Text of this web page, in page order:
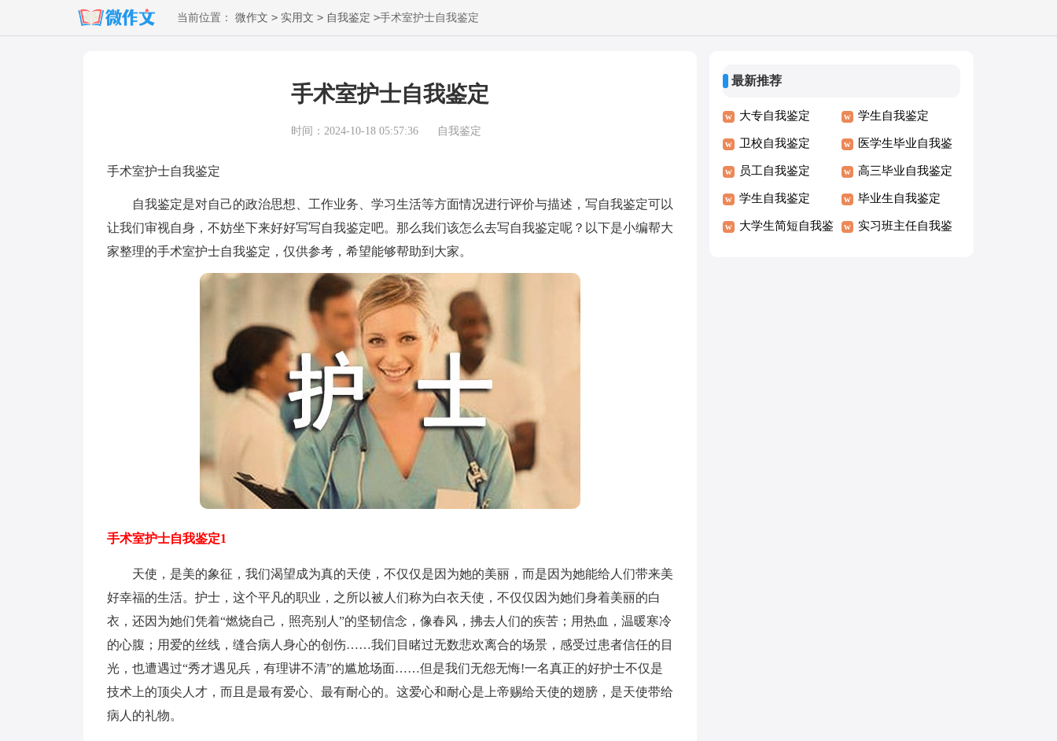
当前位置： 微作文 > 实用文 > 自我鉴定 >手术室护士自我鉴定
手术室护士自我鉴定
时间：2024-10-18 05:57:36 自我鉴定
手术室护士自我鉴定
自我鉴定是对自己的政治思想、工作业务、学习生活等方面情况进行评价与描述，写自我鉴定可以
让我们审视自身，不妨坐下来好好写写自我鉴定吧。那么我们该怎么去写自我鉴定呢？以下是小编帮大
家整理的手术室护士自我鉴定，仅供参考，希望能够帮助到大家。
手术室护士自我鉴定1
天使，是美的象征，我们渴望成为真的天使，不仅仅是因为她的美丽，而是因为她能给人们带来美
好幸福的生活。护士，这个平凡的职业，之所以被人们称为白衣天使，不仅仅因为她们身着美丽的白
衣，还因为她们凭着“燃烧自己，照亮别人”的坚韧信念，像春风，拂去人们的疾苦；用热血，温暖寒冷
的心腹；用爱的丝线，缝合病人身心的创伤……我们目睹过无数悲欢离合的场景，感受过患者信任的目
光，也遭遇过“秀才遇见兵，有理讲不清”的尴尬场面……但是我们无怨无悔!一名真正的好护士不仅是
技术上的顶尖人才，而且是最有爱心、最有耐心的。这爱心和耐心是上帝赐给天使的翅膀，是天使带给
病人的礼物。
最新推荐
大专自我鉴定 学生自我鉴定
卫校自我鉴定 医学生毕业自我鉴
定
员工自我鉴定 高三毕业自我鉴定
学生自我鉴定 毕业生自我鉴定
大学生简短自我鉴 实习班主任自我鉴